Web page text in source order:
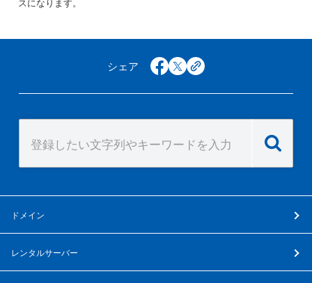
スになります。
シェア facebook
x copy
ドメイン
レンタルサーバー